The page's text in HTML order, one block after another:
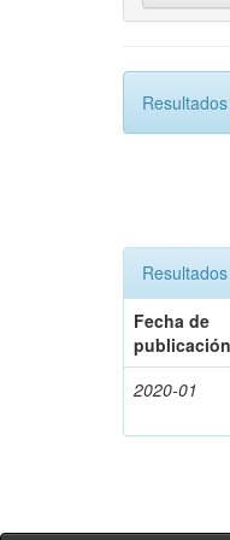
Fecha de
publicación
2020-01